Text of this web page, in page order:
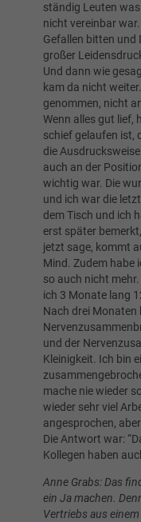
ständig Leuten was
nicht vereinbar
Gefallen bitten und
großer
Und dann wie
kam da nicht
genommen, nicht
Wenn alles gut lief,
schief gelaufen ist,
die
auch an der
wichtig war. Die
und ich war die
dem Tisch und ich
erst später
jetzt sage, kommt
Mind. Zudem habe
so auch nicht
ich 3 Monate lang
Nach drei Monaten
und der
Kleinigkeit. Ich bin
mache nie wieder
wieder sehr viel
angesprochen,
Die Antwort war:
Kollegen haben
Anne Grabs: Das
ein Ja machen.
Vertriebs aus